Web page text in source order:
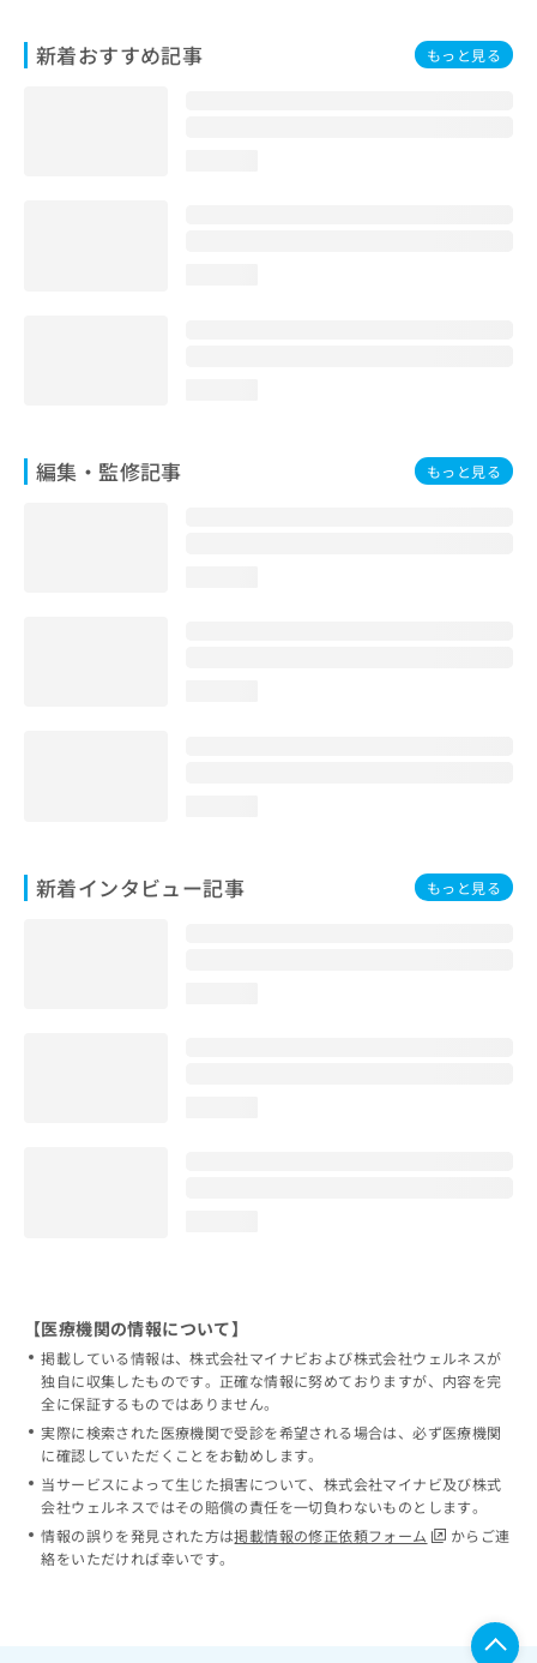
新着おすすめ記事 もっと見る
編集・監修記事 もっと見る
新着インタビュー記事 もっと見る
問
い
【医療機関の情報について】
掲載している情報は、株式会社マイナビおよび株式会社ウェルネスが
独自に収集したものです。正確な情報に努めておりますが、内容を完
全に保証するものではありません。
実際に検索された医療機関で受診を希望される場合は、必ず医療機関
に確認していただくことをお勧めします。
当サービスによって生じた損害について、株式会社マイナビ及び株式
会社ウェルネスではその賠償の責任を一切負わないものとします。
情報の誤りを発見された方は掲載情報の修正依頼フォーム
からご連
絡をいただければ幸いです。